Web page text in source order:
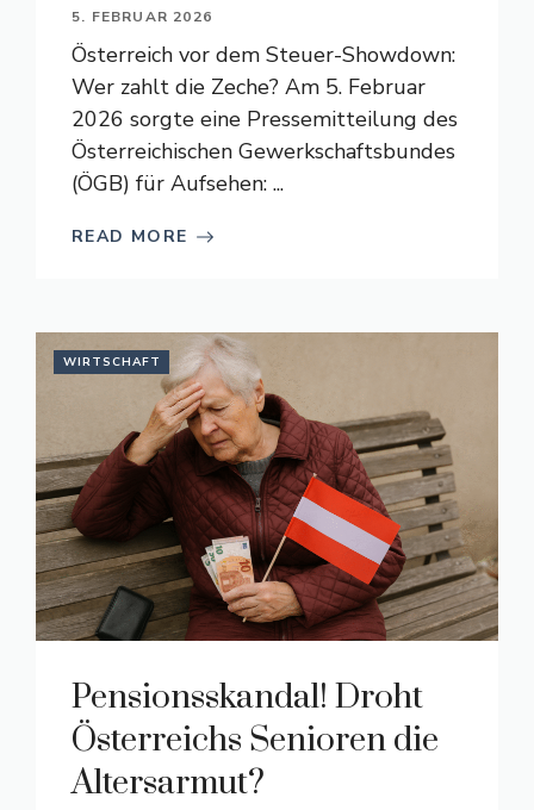
5. FEBRUAR 2026
Österreich vor dem Steuer-Showdown:
Wer zahlt die Zeche? Am 5. Februar
2026 sorgte eine Pressemitteilung des
Österreichischen Gewerkschaftsbundes
(ÖGB) für Aufsehen: ...
READ MORE
WIRTSCHAFT
Pensionsskandal! Droht
Österreichs Senioren die
Altersarmut?